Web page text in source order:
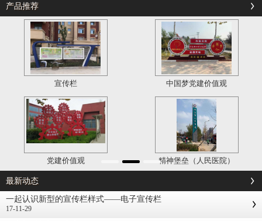
产品推荐
宣传栏 中国梦党建价值观
党建价值观 精神堡垒（人民医院）
最新动态
一起认识新型的宣传栏样式——电子宣传栏
17-11-29